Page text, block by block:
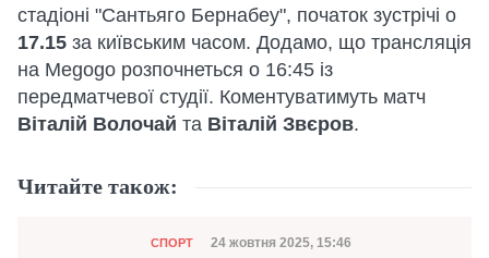
стадіоні "Сантьяго Бернабеу", початок зустрічі о
17.15 за київським часом. Додамо, що трансляція
на Megogo розпочнеться о 16:45 із
передматчевої студії. Коментуватимуть матч
Віталій Волочай та Віталій Звєров.
Читайте також:
Категорія
СПОРТ Дата публікації
24 жовтня 2025, 15:46